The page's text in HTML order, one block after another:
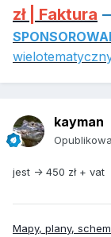
zł | Faktura
kayman
jest -> 450 zł + vat
Mapy, plany,